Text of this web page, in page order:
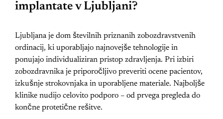
implantate v Ljubljani?
Ljubljana je dom številnih priznanih zobozdravstvenih
ordinacij, ki uporabljajo najnovejše tehnologije in
ponujajo individualiziran pristop zdravljenja. Pri izbiri
zobozdravnika je priporočljivo preveriti ocene pacientov,
izkušnje strokovnjaka in uporabljene materiale. Najboljše
klinike nudijo celovito podporo – od prvega pregleda do
končne protetične rešitve.